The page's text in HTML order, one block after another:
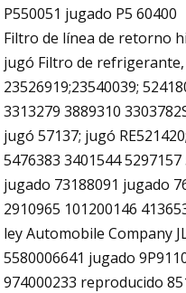
P550051 jugado P5 60400
Filtro de línea de retorno
jugó Filtro de refrigerante,
23526919;23540039;
3313279 3889310
jugó 57137; jugó
5476383 3401544
jugado 73188091 jugado
2910965 101200146
ley Automobile Company
5580006641 jugado
974000233 reproducido